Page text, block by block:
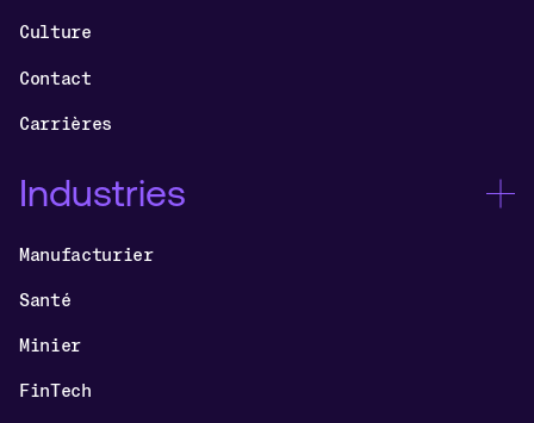
Culture
Contact
Carrières
Industries
Manufacturier
Santé
Minier
FinTech